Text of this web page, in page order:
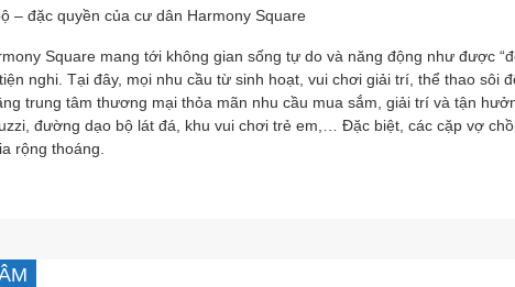
– đặc quyền của cư dân Harmony Square
Square mang tới không gian sống tự do và năng động như được
nghi. Tại đây, mọi nhu cầu từ sinh hoạt, vui chơi giải trí, thể thao sôi
trung tâm thương mại thỏa mãn nhu cầu mua sắm, giải trí và tận
đường dạo bộ lát đá, khu vui chơi trẻ em,… Đặc biệt, các cặp vợ
rộng thoáng.